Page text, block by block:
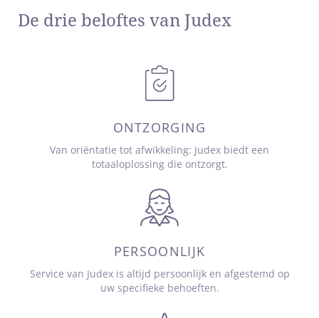
De drie beloftes van Judex
ONTZORGING
Van oriëntatie tot afwikkeling: Judex biedt een
totaaloplossing die ontzorgt.
PERSOONLIJK
Service van Judex is altijd persoonlijk en afgestemd op
uw specifieke behoeften.